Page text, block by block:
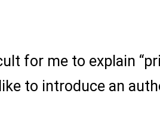
for me to explain
to introduce an